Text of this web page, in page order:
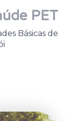
PET
Básicas de